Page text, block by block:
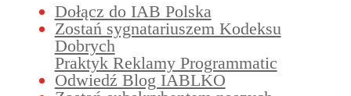
Dołącz do IAB Polska
Zostań sygnatariuszem Kodeksu
Dobrych
Praktyk Reklamy Programmatic
Odwiedź Blog IABLKO